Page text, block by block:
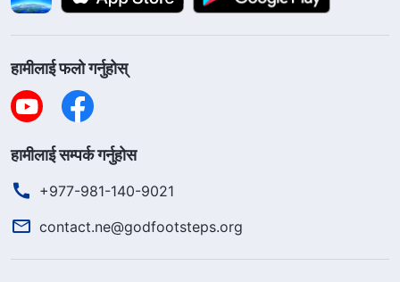
हामीलाई फलो गर्नुहोस्
हामीलाई सम्पर्क गर्नुहोस
+977-981-140-9021
contact.ne@godfootsteps.org